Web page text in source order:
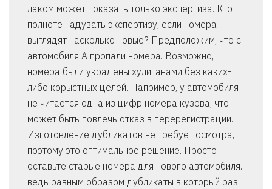
лаком может показать только экспертиза. Кто
полноте надувать экспертизу, если номера
выглядят насколько новые? Предположим, что с
автомобиля А пропали номера. Возможно,
номера были украдены хулиганами без каких-
либо корыстных целей. Например, у автомобиля
не читается одна из цифр номера кузова, что
может быть повлечь отказ в перерегистрации.
Изготовление дубликатов не требует осмотра,
поэтому это оптимальное решение. Просто
оставьте старые номера для нового автомобиля.
ведь равным образом дубликаты в который раз